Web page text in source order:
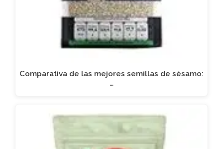
Comparativa de las mejores semillas de sésamo:
…